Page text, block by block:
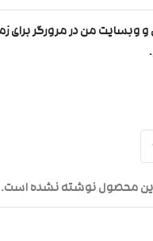
این محصول نوشته نشده است.
و وبسایت من در مرورگر برای